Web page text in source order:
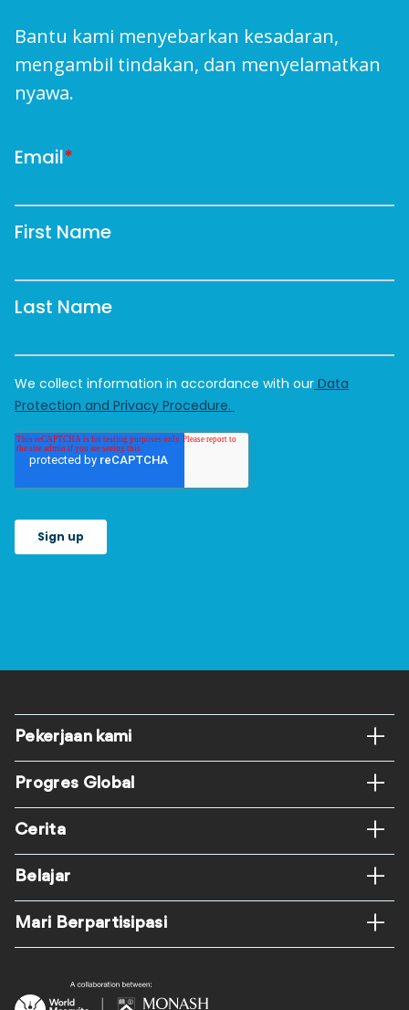
Bantu kami menyebarkan kesadaran,
mengambil tindakan, dan menyelamatkan
nyawa.
Footer
Pekerjaan kami
Progres Global
Cerita
Belajar
Mari Berpartisipasi